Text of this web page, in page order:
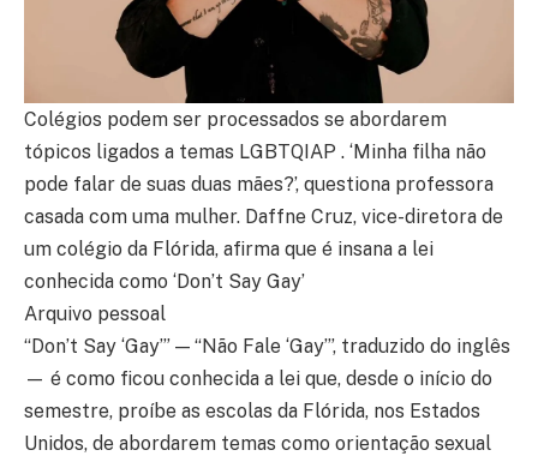
Colégios podem ser processados se abordarem
tópicos ligados a temas LGBTQIAP . ‘Minha filha não
pode falar de suas duas mães?’, questiona professora
casada com uma mulher. Daffne Cruz, vice-diretora de
um colégio da Flórida, afirma que é insana a lei
conhecida como ‘Don’t Say Gay’
Arquivo pessoal
“Don’t Say ‘Gay’” — “Não Fale ‘Gay’”, traduzido do inglês
— é como ficou conhecida a lei que, desde o início do
semestre, proíbe as escolas da Flórida, nos Estados
Unidos, de abordarem temas como orientação sexual